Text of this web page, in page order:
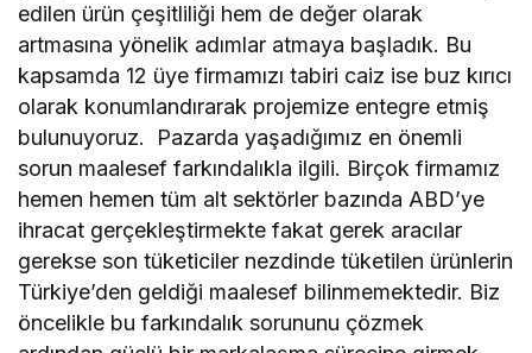
edilen ürün çeşitliliği hem de değer olarak
artmasına yönelik adımlar atmaya başladık. Bu
kapsamda 12 üye firmamızı tabiri caiz ise buz kırıcı
olarak konumlandırarak projemize entegre etmiş
bulunuyoruz. Pazarda yaşadığımız en önemli
sorun maalesef farkındalıkla ilgili. Birçok firmamız
hemen hemen tüm alt sektörler bazında ABD’ye
ihracat gerçekleştirmekte fakat gerek aracılar
gerekse son tüketiciler nezdinde tüketilen ürünlerin
Türkiye’den geldiği maalesef bilinmemektedir. Biz
öncelikle bu farkındalık sorununu çözmek